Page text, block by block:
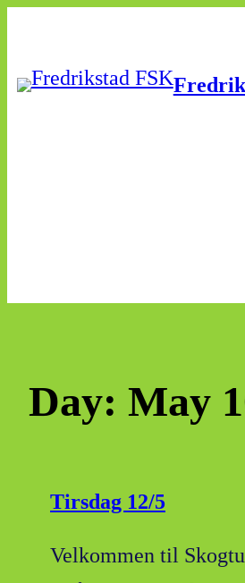
content
Day: May
Tirsdag 12/5
Velkommen til